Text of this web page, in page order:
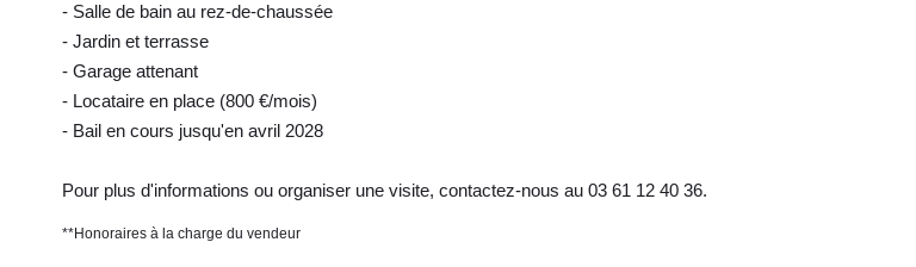
- Salle de bain au rez-de-chaussée
- Jardin et terrasse
- Garage attenant
- Locataire en place (800 €/mois)
- Bail en cours jusqu'en avril 2028
Pour plus d'informations ou organiser une visite, contactez-nous au 03 61 12 40 36.
**Honoraires à la charge du vendeur